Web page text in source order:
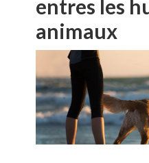
entres les
animaux